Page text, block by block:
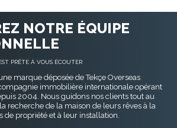
NOTRE ÉQUIPE
PRÊTE À VOUS ÉCOUTER
marque déposée de Tekçe Overseas
immobilière internationale opérant
2004. Nous guidons nos clients tout au
recherche de la maison de leurs rêves à la
de propriété et à leur installation.